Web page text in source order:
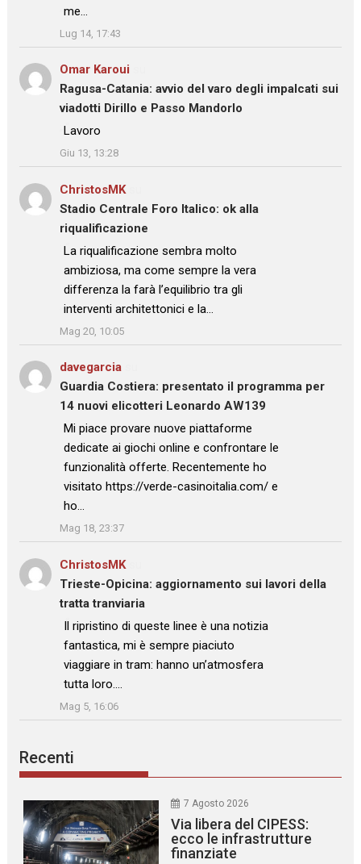
me…
”
Lug 14, 17:43
Omar Karoui
Ragusa-Catania: avvio del varo degli impalcati sui
viadotti Dirillo e Passo Mandorlo
: “Lavoro
”
Giu 13, 13:28
ChristosMKsu
Stadio Centrale Foro Italico: ok alla
riqualificazione
: “La riqualificazione sembra molto
ambiziosa, ma come sempre la vera
differenza la farà l’equilibrio tra gli
interventi architettonici e la…
”
Mag 20, 10:05
davegarcia
Guardia Costiera: presentato il programma per
14 nuovi elicotteri Leonardo AW139
: “
Mi piace provare nuove piattaforme
dedicate ai giochi online e confrontare le
funzionalità offerte. Recentemente ho
visitato https://verde-casinoitalia.com/ e
ho…
”
Mag 18, 23:37
ChristosMKsu
Trieste-Opicina: aggiornamento sui lavori della
tratta tranviaria
: “
Il ripristino di queste linee è una notizia
fantastica, mi è sempre piaciuto
viaggiare in tram: hanno un’atmosfera
tutta loro.…
”
Mag 5, 16:06
Recenti
7 Agosto 2026
Via libera del CIPESS:
ecco le infrastrutture
finanziate